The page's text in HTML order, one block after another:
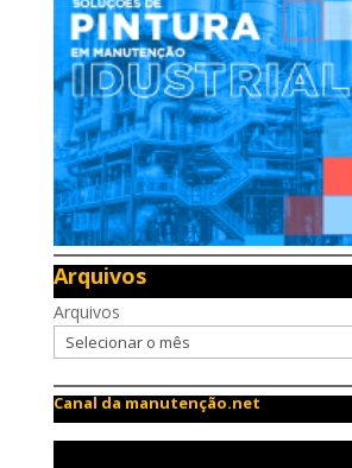
Arquivos
Arquivos
Canal da manutenção.net